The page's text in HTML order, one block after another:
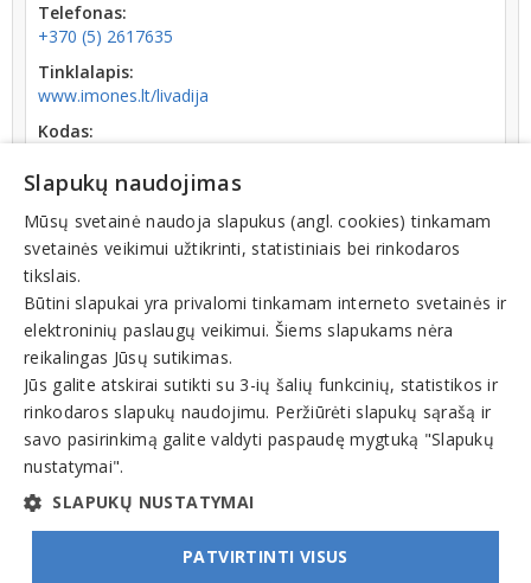
Telefonas:
+370 (5) 2617635
Tinklalapis:
www.imones.lt/livadija
Kodas:
Registracijos data:
2005-02-15
Teisinis statusas: išregistruotas (nuo 2022-04-21)
Veiklos sritys
Medicinos paslaugos, klinikos, ligoninės, poliklinikos
© INFOMINTA, UAB. Visos teisės saugomos. Telefonas
Slapukų naudojimas
Mūsų svetainė naudoja slapukus (angl. cookies) tinkamam
svetainės veikimui užtikrinti, statistiniais bei rinkodaros
tikslais.
Būtini slapukai yra privalomi tinkamam interneto svetainės ir
elektroninių paslaugų veikimui. Šiems slapukams nėra
reikalingas Jūsų sutikimas.
Jūs galite atskirai sutikti su 3-ių šalių funkcinių, statistikos ir
rinkodaros slapukų naudojimu. Peržiūrėti slapukų sąrašą ir
savo pasirinkimą galite valdyti paspaudę mygtuką "Slapukų
nustatymai".
SLAPUKŲ NUSTATYMAI
PATVIRTINTI VISUS